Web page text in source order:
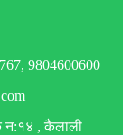
9804600600
न:१४ , कैलाली